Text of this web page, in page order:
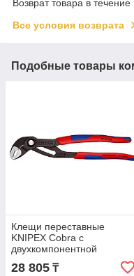
Возврат товара в
Все условия возврата
Подобные товары
Клещи переставные
KNIPEX Cobra с
двухкомпонентной
рукояткой 250мм 8702250
28 805 ₸